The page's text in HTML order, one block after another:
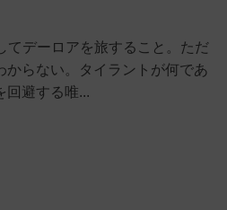
てデーロアを旅すること。ただ
からない。タイラントが何であ
回避する唯...